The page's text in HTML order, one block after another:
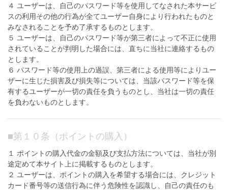
４ ユーザーは、自己のパスワード等を使用してなされた本サービ
スの利用その他の行為が全てユーザー自身により行われたものと
みなされることを予め了承するものとします。
５ ユーザーは、自己のパスワード等が第三者によって不正に使用
されていることが判明した場合には、直ちに当社に連絡するもの
とします。
６ パスワード等の使用上の過誤、第三者による使用等によりユー
ザーに生じた損害及び損失等については、当該パスワード等を保
有するユーザーが一切の責任を負うものとし、当社は一切の責任
を負わないものとします。
■第１０条（ポイントの購入）
１ ポイントの購入代金の金額及び支払方法については、当社が別
途定めて本サイト上に掲載するものとします。
２ ユーザーは、ポイントの購入を希望する場合には、クレジット
カード番号等の送信行為に伴う危険性を認識し、自己の責任のも